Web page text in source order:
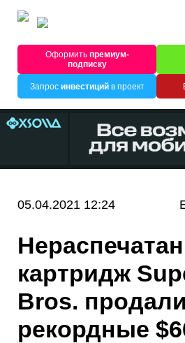
Оформитьпремиум-
подписку
Запрос инвестицийв проект
05.04.2021 12:24
картридж
Bros.
рекордные